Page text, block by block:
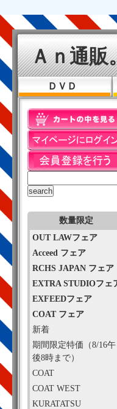
Ａｎ通
ＤＶＤ
数量限定
OUT LAWフェア
Acceed フェア
RCHS JAPAN フェア
EXTRA STUDIOフェ
EXFEEDフェア
COAT フェア
新着
期間限定特価（8/16午
後8時まで）
COAT
COAT WEST
KURATATSU